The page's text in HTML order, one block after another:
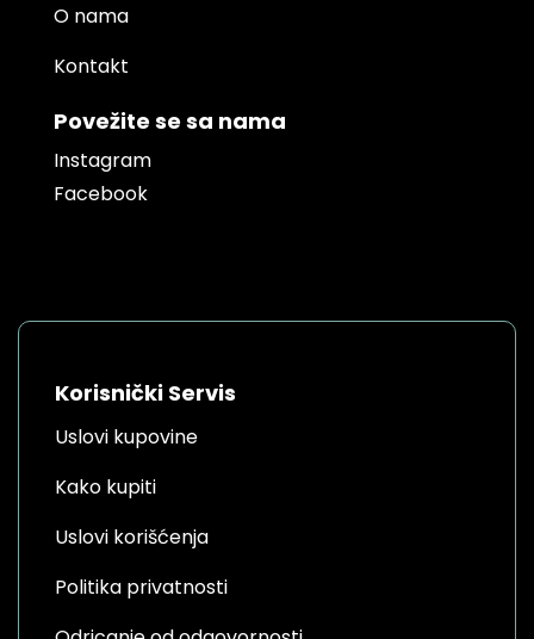
O nama
Kontakt
Povežite se sa nama
Instagram
Facebook
Korisnički Servis
Uslovi kupovine
Kako kupiti
Uslovi korišćenja
Politika privatnosti